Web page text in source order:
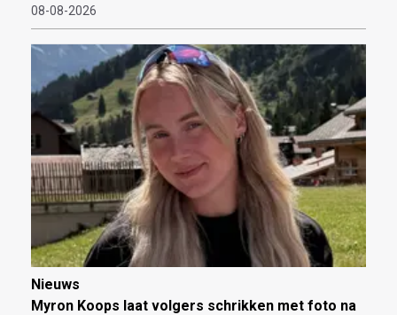
08-08-2026
Nieuws
Myron Koops laat volgers schrikken met foto na